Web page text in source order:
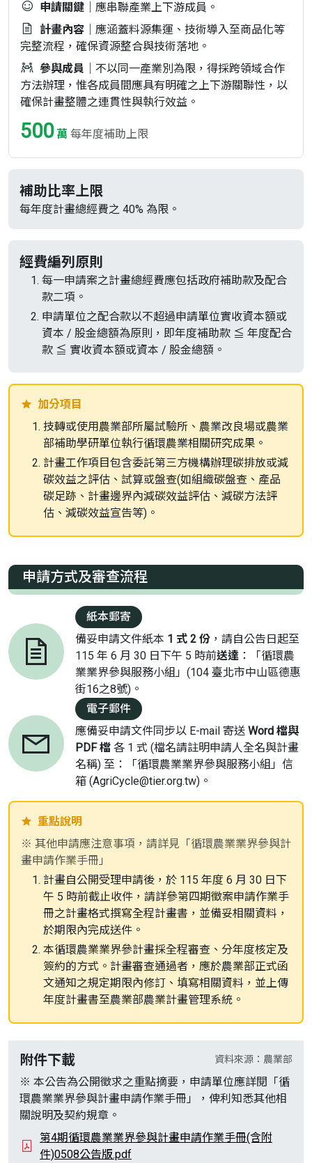
申請關鍵 ｜應串聯產業上下游成員。
計畫內容 ｜應涵蓋料源集運、技術導入至商品化等
完整流程，確保資源整合與技術落地。
參與成員
｜不以同一產業別為限，得採跨領域合作
方法辦理，惟各成員間應具有明確之上下游關聯性，以
確保計畫整體之連貫性與執行效益。
500 萬 每年度補助上限
補助比率上限
每年度計畫總經費之 40% 為限。
經費編列原則
每一申請案之計畫總經費應包括政府補助款及配合
款二項。
申請單位之配合款以不超過申請單位實收資本額或
資本 / 股金總額為原則，即年度補助款 ≦ 年度配合
款 ≦ 實收資本額或資本 / 股金總額。
加分項目
技轉或使用農業部所屬試驗所、農業改良場或農業
部補助學研單位執行循環農業相關研究成果。
計畫工作項目包含委託第三方機構辦理碳排放或減
碳效益之評估、試算或盤查(如組織碳盤查、產品
碳足跡、計畫邊界內減碳效益評估、減碳方法評
估、減碳效益宣告等)。
申請方式及審查流程
紙本郵寄
備妥申請文件紙本 1 式 2 份 ，請自公告日起至
115 年 6 月 30 日下午 5 時前送達 ：「循環農
業業界參與服務小組」(104 臺北市中山區德惠
街16之8號)。
電子郵件
應備妥申請文件同步以 E-mail 寄送 Word 檔與
PDF 檔 各 1 式 (檔名請註明申請人全名與計畫
名稱) 至：「循環農業業界參與服務小組」信
箱 (AgriCycle@tier.org.tw)。
重點說明
※ 其他申請應注意事項，請詳見「循環農業業界參與計
畫申請作業手冊」
計畫自公開受理申請後，於 115 年度 6 月 30 日下
午 5 時前截止收件，請詳參第四期徵案申請作業手
冊之計畫格式撰寫全程計畫書，並備妥相關資料，
於期限內完成送件。
本循環農業業界參計畫採全程審查、分年度核定及
簽約的方式。計畫審查通過者，應於農業部正式函
文通知之規定期限內修訂、填寫相關資料，並上傳
年度計畫書至農業部農業計畫管理系統。
附件下載 資料來源：農業部
※ 本公告為公開徵求之重點摘要，申請單位應詳閱「循
環農業業界參與計畫申請作業手冊」，俾利知悉其他相
關說明及契約規章。
第4期循環農業業界參與計畫申請作業手冊(含附
件)0508公告版.pdf